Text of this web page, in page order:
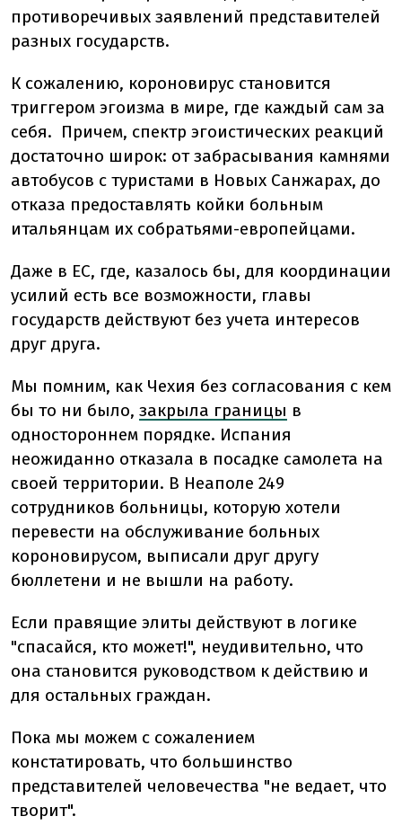
противоречивых заявлений представителей
разных государств.
К сожалению, короновирус становится
триггером эгоизма в мире, где каждый сам за
себя. Причем, спектр эгоистических реакций
достаточно широк: от забрасывания камнями
автобусов с туристами в Новых Санжарах, до
отказа предоставлять койки больным
итальянцам их собратьями-европейцами.
Даже в ЕС, где, казалось бы, для координации
усилий есть все возможности, главы
государств действуют без учета интересов
друг друга.
Мы помним, как Чехия без согласования с кем
бы то ни было, закрыла границы в
одностороннем порядке. Испания
неожиданно отказала в посадке самолета на
своей территории. В Неаполе 249
сотрудников больницы, которую хотели
перевести на обслуживание больных
короновирусом, выписали друг другу
бюллетени и не вышли на работу.
Если правящие элиты действуют в логике
"спасайся, кто может!", неудивительно, что
она становится руководством к действию и
для остальных граждан.
Пока мы можем с сожалением
констатировать, что большинство
представителей человечества "не ведает, что
творит".